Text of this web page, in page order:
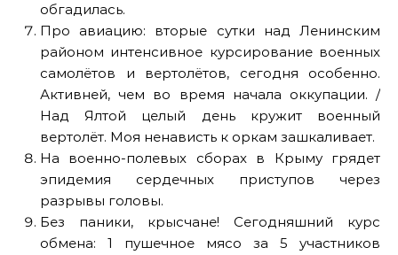
обгадилась.
Про авиацию: вторые сутки над Ленинским
районом интенсивное курсирование военных
самолётов и вертолётов, сегодня особенно.
Активней, чем во время начала оккупации. /
Над Ялтой целый день кружит военный
вертолёт. Моя ненависть к оркам зашкаливает.
На военно-полевых сборах в Крыму грядет
эпидемия сердечных приступов через
разрывы головы.
Без паники, крысчане! Сегодняшний курс
обмена: 1 пушечное мясо за 5 участников